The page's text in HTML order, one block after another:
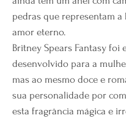
pedras que representam a
amor eterno.
Britney Spears Fantasy foi
desenvolvido para a
mas ao mesmo doce e
sua personalidade por
esta fragrância mágica e